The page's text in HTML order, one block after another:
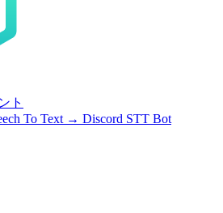
ト
To Text → Discord STT Bot